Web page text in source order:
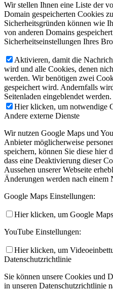
Wir stellen Ihnen eine Liste der
Domain gespeicherten Cookies
Sicherheitsgründen können wie
von anderen Domains
Sicherheitseinstellungen Ihres
Aktivieren, damit die
wird und alle Cookies, denen
werden. Wir benötigen zwei
gespeichert wird. Andernfalls
Seitenladen eingeblendet werden.
Hier klicken, um notwendige
Andere externe Dienste
Wir nutzen Google Maps und
Anbieter möglicherweise
speichern, können Sie diese hier
dass eine Deaktivierung dieser
Aussehen unserer Webseite
Änderungen werden nach einem
Google Maps Einstellungen:
Hier klicken, um Google
YouTube Einstellungen:
Hier klicken, um
Datenschutzrichtlinie
Sie können unsere Cookies und
in unseren Datenschutzrichtlinie